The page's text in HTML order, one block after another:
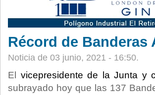
Récord de Banderas
Noticia de 03 junio, 2021 - 16:50.
El
vicepresidente de la Junta y
subrayado hoy que las 137